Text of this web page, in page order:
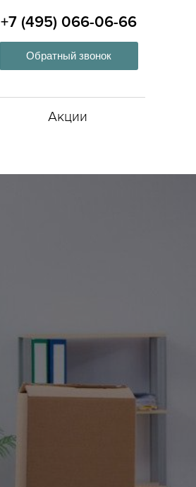
+7 (495) 066-06-66
Обратный звонок
Акции